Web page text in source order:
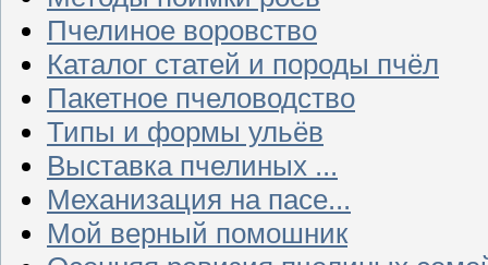
Пчелиное воровство
Каталог статей и породы пчёл
Пакетное пчеловодство
Типы и формы ульёв
Выставка пчелиных ...
Механизация на пасе...
Мой верный помошник